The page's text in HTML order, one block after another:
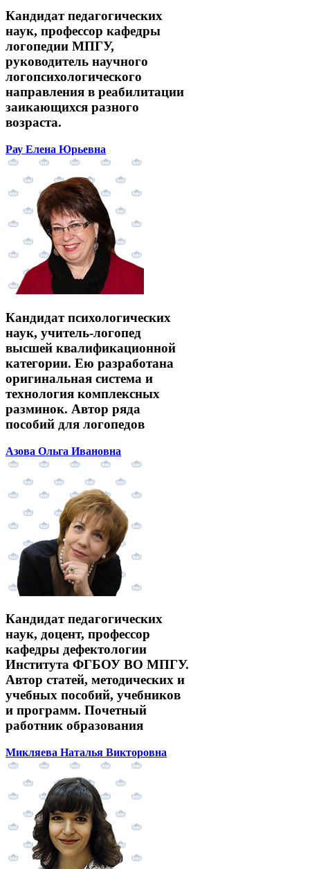
Кандидат педагогических
наук, профессор кафедры
логопедии МПГУ,
руководитель научного
логопсихологического
направления в реабилитации
заикающихся разного
возраста.
Рау Елена Юрьевна
Кандидат психологических
наук, учитель-логопед
высшей квалификационной
категории. Ею разработана
оригинальная система и
технология комплексных
разминок. Автор ряда
пособий для логопедов
Азова Ольга Ивановна
Кандидат педагогических
наук, доцент, профессор
кафедры дефектологии
Института ФГБОУ ВО МПГУ.
Автор статей, методических и
учебных пособий, учебников
и программ. Почетный
работник образования
Микляева Наталья Викторовна